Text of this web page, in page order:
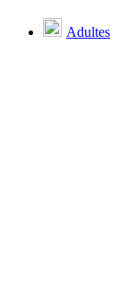
Adultes